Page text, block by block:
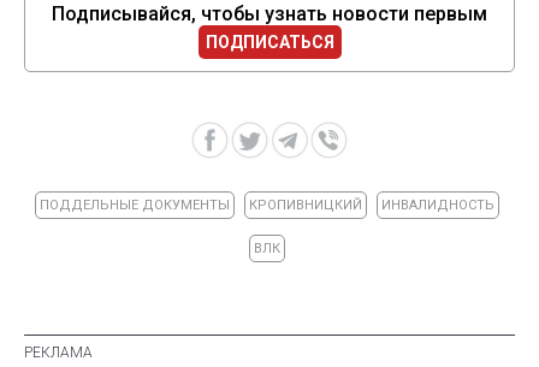
Подписывайся, чтобы узнать новости первым
ПОДПИСАТЬСЯ
ПОДДЕЛЬНЫЕ ДОКУМЕНТЫ КРОПИВНИЦКИЙ ИНВАЛИДНОСТЬ
ВЛК